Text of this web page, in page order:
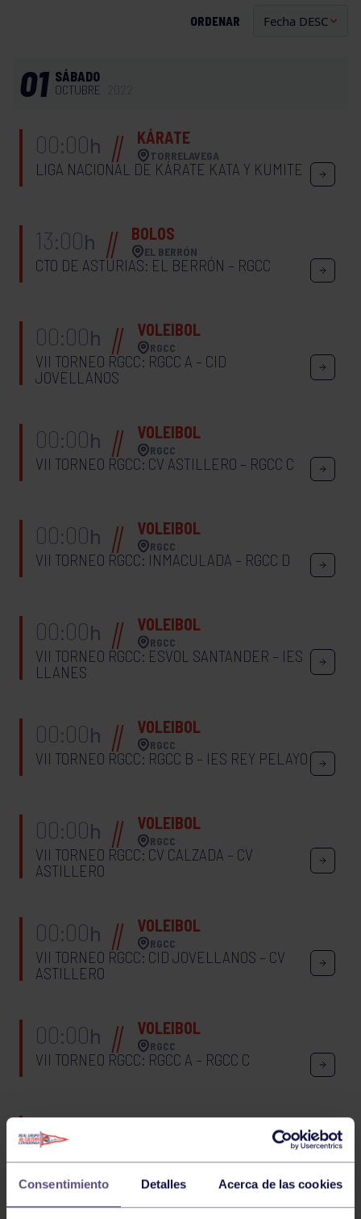
Consentimiento Detalles Acerca de las cookies
ORDENAR
01 SÁBADO
OCTUBRE
00:00h KÁRATE
TORRELAVEGA
LIGA NACIONAL DE KÁRATE KATA Y KUMITE
13:00h BOLOS
EL BERRÓN
CTO DE ASTURIAS: EL BERRÓN – RGCC
00:00h VOLEIBOL
RGCC
VII TORNEO RGCC: RGCC A – CID
JOVELLANOS
00:00h VOLEIBOL
RGCC
VII TORNEO RGCC: CV ASTILLERO – RGCC C
00:00h VOLEIBOL
RGCC
VII TORNEO RGCC: INMACULADA – RGCC D
00:00h VOLEIBOL
RGCC
VII TORNEO RGCC: ESVOL SANTANDER – IES
LLANES
00:00h VOLEIBOL
RGCC
VII TORNEO RGCC: RGCC B – IES REY PELAYO
00:00h VOLEIBOL
RGCC
VII TORNEO RGCC: CV CALZADA – CV
ASTILLERO
00:00h VOLEIBOL
RGCC
VII TORNEO RGCC: CID JOVELLANOS – CV
ASTILLERO
00:00h VOLEIBOL
RGCC
VII TORNEO RGCC: RGCC A – RGCC C
18:30 VOLEIBOL